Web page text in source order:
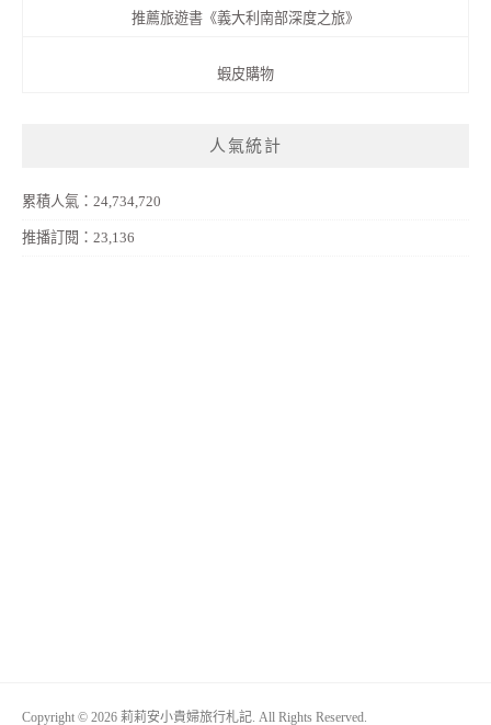
推薦旅遊書《義大利南部深度之旅》
蝦皮購物
人氣統計
累積人氣：24,734,720
推播訂閱：23,136
Copyright © 2026 莉莉安小貴婦旅行札記. All Rights Reserved.